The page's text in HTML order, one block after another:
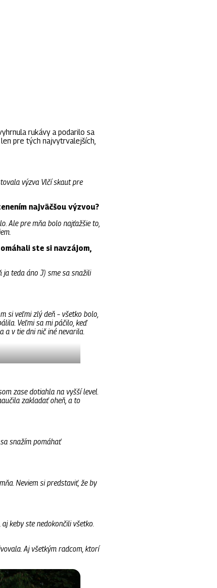
rukávy a podarilo sa
pre tých najvytrvalejších,
výzva Vlčí skaut pre
najväčšou výzvou?
Ale pre mňa bolo najťažšie to,
ste si navzájom,
ja teda áno J) sme sa snažili
si veľmi zlý deň – všetko bolo,
Veľmi sa mi páčilo, keď
a v tie dni nič iné nevarila.
zase dotiahla na vyšší level.
zakladať oheň, a to
snažím pomáhať
Neviem si predstaviť, že by
keby ste nedokončili všetko.
Aj všetkým radcom, ktorí